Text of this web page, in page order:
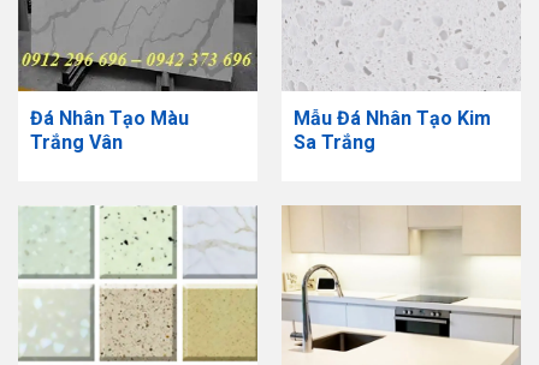
Đá Nhân Tạo Màu
Trắng Vân
​Mẫu Đá Nhân Tạo Kim
Sa Trắng